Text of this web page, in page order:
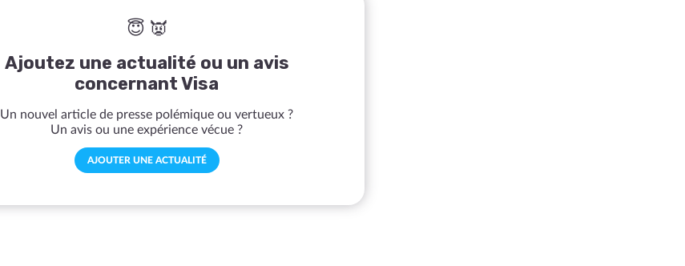
😇 👿
Ajoutez une actualité ou un avis
concernant Visa
Un nouvel article de presse polémique ou vertueux ?
Un avis ou une expérience vécue ?
AJOUTER UNE ACTUALITÉ